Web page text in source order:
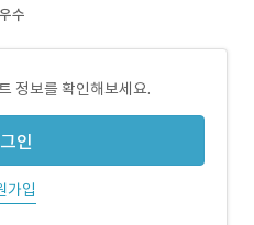
수
정보를 확인해보세요.
인
가입